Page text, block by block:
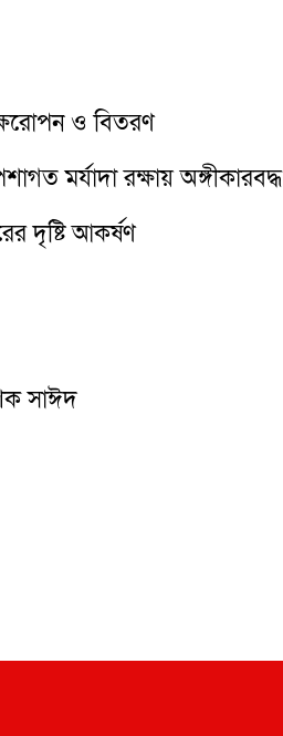
ও বিতরণ
মর্যাদা রক্ষায় অঙ্গীকারবদ্ধ
দৃষ্টি আকর্ষণ
সাঈদ